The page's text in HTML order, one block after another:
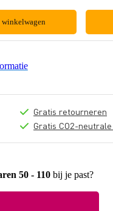
Gratis retourneren
Gratis CO2-
50 - 110 bij je past?